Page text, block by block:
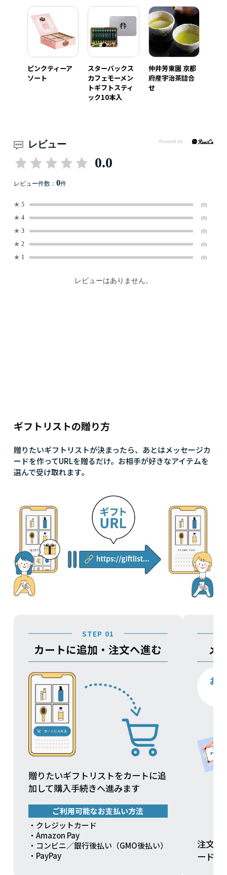
ピンクティーア
ソート
スターバックス
カフェモーメン
トギフトスティ
ック10本入
仲井芳東園 京都
府産宇治茶詰合
せ
レビュー
0.0
レビュー件数： 0件
★ 5 (0)
★ 4 (0)
★ 3 (0)
★ 2 (0)
★ 1 (0)
レビューはありません。
ギフトリストの贈り方
贈りたいギフトリストが決まったら、あとはメッセージカ
ードを作ってURLを贈るだけ。お相手が好きなアイテムを
選んで受け取れます。
STEP 01
カートに追加・注文へ進む
贈りたいギフトリストをカートに追
加して購入手続きへ進みます
ご利用可能なお支払い方法
・クレジットカード
・Amazon Pay
・コンビニ／銀行後払い（GMO後払い）
・PayPay
メ
お
注文方
ードを